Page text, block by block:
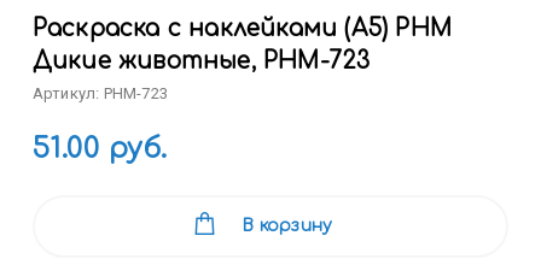
Раскраска с наклейками (А5) РНМ
Дикие животные, РНМ-723
Артикул: РНМ-723
51.00 руб.
В корзину